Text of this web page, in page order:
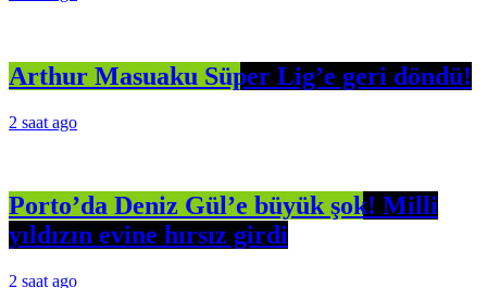
Arthur Masuaku Süper Lig’e geri döndü!
2 saat ago
Porto’da Deniz Gül’e büyük şok! Milli
yıldızın evine hırsız girdi
2 saat ago